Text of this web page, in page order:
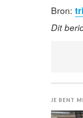
Bron:
Dit
JE BENT